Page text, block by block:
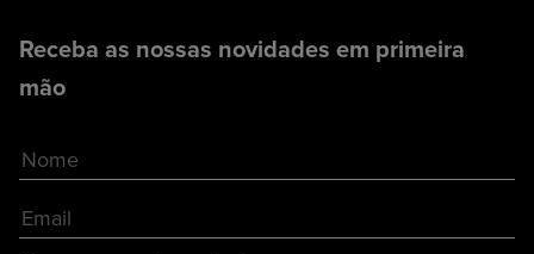
Receba as nossas novidades em primeira
mão